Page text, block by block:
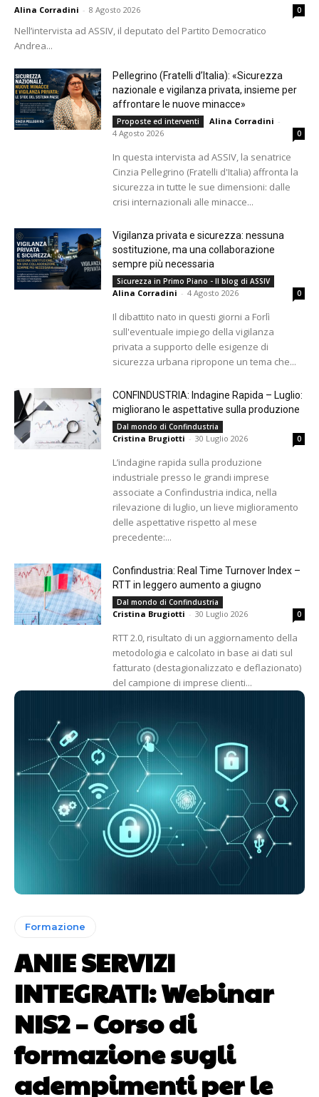
Alina Corradini - 8 Agosto 2026 0
Nell’intervista ad ASSIV, il deputato del Partito Democratico
Andrea...
Pellegrino (Fratelli d’Italia): «Sicurezza
nazionale e vigilanza privata, insieme per
affrontare le nuove minacce»
Proposte ed interventi Alina Corradini -
4 Agosto 2026
0
In questa intervista ad ASSIV, la senatrice
Cinzia Pellegrino (Fratelli d'Italia) affronta la
sicurezza in tutte le sue dimensioni: dalle
crisi internazionali alle minacce...
Vigilanza privata e sicurezza: nessuna
sostituzione, ma una collaborazione
sempre più necessaria
Sicurezza in Primo Piano - Il blog di ASSIV
Alina Corradini - 4 Agosto 2026 0
Il dibattito nato in questi giorni a Forlì
sull'eventuale impiego della vigilanza
privata a supporto delle esigenze di
sicurezza urbana ripropone un tema che...
CONFINDUSTRIA: Indagine Rapida – Luglio:
migliorano le aspettative sulla produzione
Dal mondo di Confindustria
Cristina Brugiotti - 30 Luglio 2026 0
L’indagine rapida sulla produzione
industriale presso le grandi imprese
associate a Confindustria indica, nella
rilevazione di luglio, un lieve miglioramento
delle aspettative rispetto al mese
precedente:...
Confindustria: Real Time Turnover Index –
RTT in leggero aumento a giugno
Dal mondo di Confindustria
Cristina Brugiotti - 30 Luglio 2026 0
RTT 2.0, risultato di un aggiornamento della
metodologia e calcolato in base ai dati sul
fatturato (destagionalizzato e deflazionato)
del campione di imprese clienti...
Formazione
ANIE SERVIZI
INTEGRATI: Webinar
NIS2 – Corso di
formazione sugli
adempimenti per le